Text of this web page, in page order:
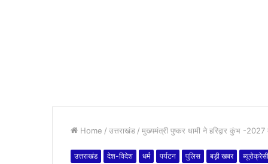
Home / उत्तराखंड / मुख्यमंत्री पुष्कर धामी ने हरिद्वार कुंभ -
उत्तराखंड देश-विदेश धर्म पर्यटन पुलिस बड़ी खबर ब्यूरोक्रेसी